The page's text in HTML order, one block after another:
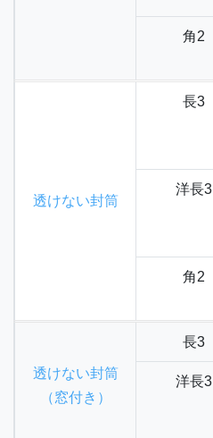
角2
透けない封筒
長3
洋長3
角2
透けない封筒
（窓付き）
長3
洋長3